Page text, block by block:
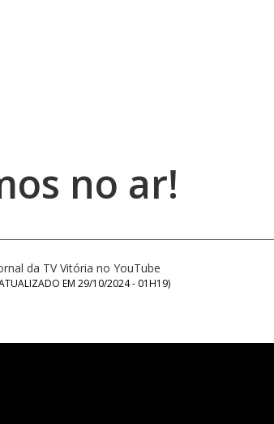
no ar!
da TV Vitória no YouTube
EM 29/10/2024 - 01H19)